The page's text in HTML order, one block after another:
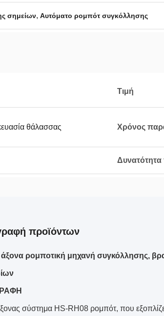
σημείων, Αυτόματο ρομπότ συγκόλλησης
Τιμή
θάλασσας Χρόνος
προϊόντων
άξονα ρομποτική μηχανή συγκόλλησης,
σύστημα HS-RH08 ρομπότ, που